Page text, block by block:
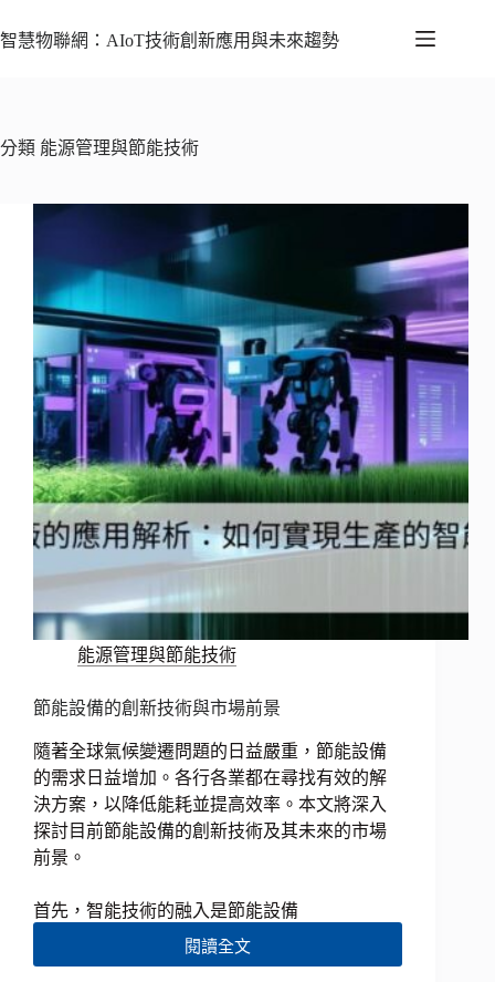
智慧物聯網：AIoT技術創新應用與未來趨勢
分類 能源管理與節能技術
能源管理與節能技術
節能設備的創新技術與市場前景
隨著全球氣候變遷問題的日益嚴重，節能設備
的需求日益增加。各行各業都在尋找有效的解
決方案，以降低能耗並提高效率。本文將深入
探討目前節能設備的創新技術及其未來的市場
前景。
首先，智能技術的融入是節能設備
閱讀全文